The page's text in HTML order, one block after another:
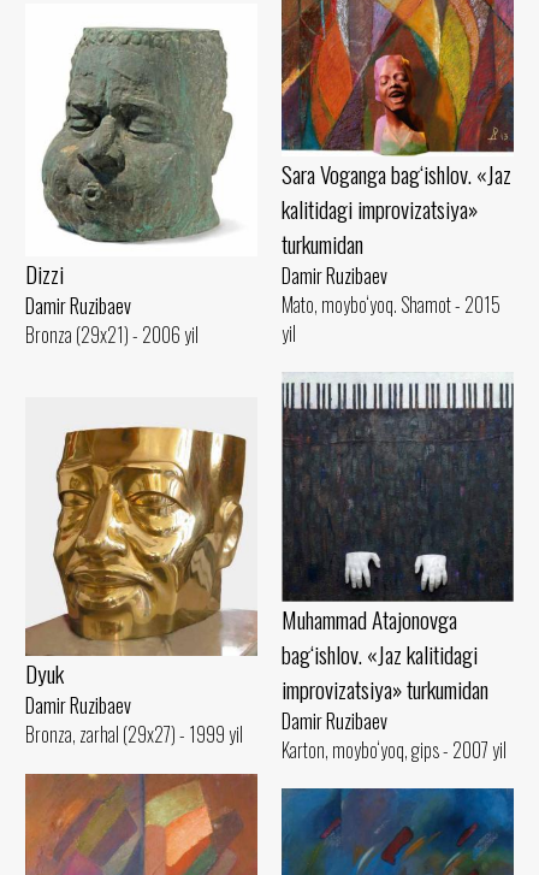
Sara Voganga bag‘ishlov. «Jaz
kalitidagi improvizatsiya»
turkumidan
Damir Ruzibaev
Mato, moybo‘yoq. Shamot - 2015
yil
Dizzi
Damir Ruzibaev
Bronza (29x21) - 2006 yil
Muhammad Atajonovga
bag‘ishlov. «Jaz kalitidagi
improvizatsiya» turkumidan
Damir Ruzibaev
Karton, moybo‘yoq, gips - 2007 yil
Dyuk
Damir Ruzibaev
Bronza, zarhal (29x27) - 1999 yil